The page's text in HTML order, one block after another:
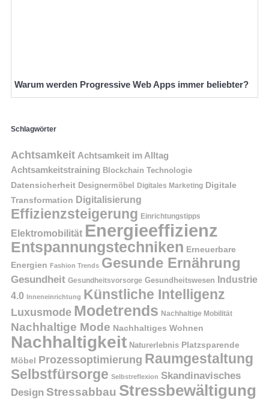
Warum werden Progressive Web Apps immer beliebter?
Schlagwörter
Achtsamkeit Achtsamkeit im Alltag
Achtsamkeitstraining Blockchain Technologie
Datensicherheit Designermöbel Digitales Marketing Digitale
Transformation Digitalisierung
Effizienzsteigerung Einrichtungstipps
Elektromobilität Energieeffizienz
Entspannungstechniken Erneuerbare
Energien Fashion Trends Gesunde Ernährung
Gesundheit Gesundheitsvorsorge Gesundheitswesen
Industrie
4.0
Inneneinrichtung Künstliche Intelligenz
Luxusmode Modetrends Nachhaltige Mobilität
Nachhaltige Mode Nachhaltiges Wohnen
Nachhaltigkeit Naturerlebnis Platzsparende
Möbel
Prozessoptimierung Raumgestaltung
Selbstfürsorge Selbstreflexion Skandinavisches
Design Stressabbau Stressbewältigung